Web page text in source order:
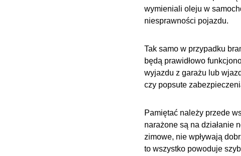
wymieniali oleju w
niesprawności pojazdu.
Tak samo w przypadku
będą prawidłowo
wyjazdu z garażu lub
czy popsute
Pamiętać należy przede
narażone są na działanie
zimowe, nie wpływają
to wszystko powoduje